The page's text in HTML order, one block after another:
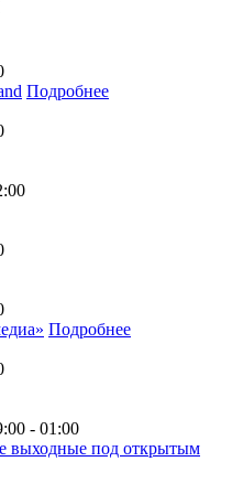
Подробнее
Подробнее
- 01:00
выходные под открытым